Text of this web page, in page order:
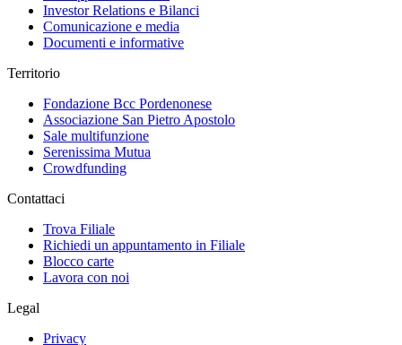
Investor Relations e Bilanci
Comunicazione e media
Documenti e informative
Territorio
Fondazione Bcc Pordenonese
Associazione San Pietro Apostolo
Sale multifunzione
Serenissima Mutua
Crowdfunding
Contattaci
Trova Filiale
Richiedi un appuntamento in Filiale
Blocco carte
Lavora con noi
Legal
Privacy